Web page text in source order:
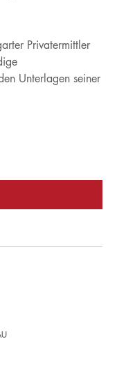
Privatermittler
Unterlagen seiner